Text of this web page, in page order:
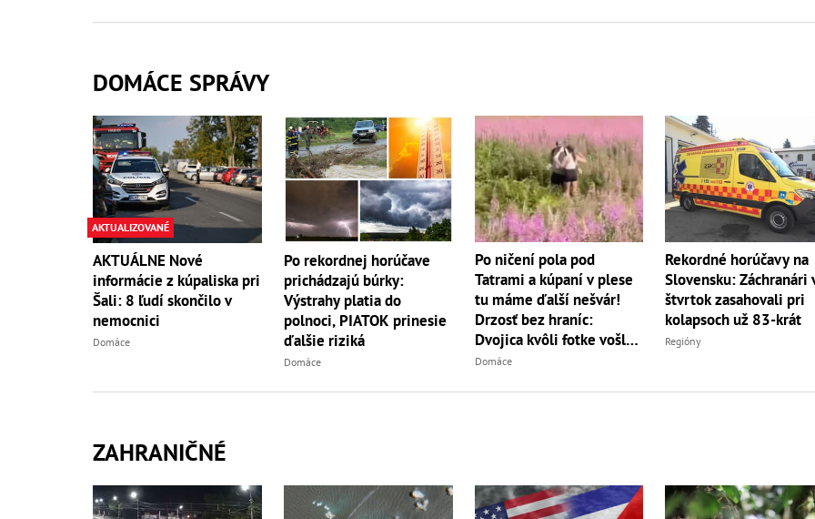
DOMÁCE SPRÁVY
AKTUALIZOVANÉ
AKTUÁLNE Nové
informácie z kúpaliska pri
Šali: 8 ľudí skončilo v
nemocnici
Domáce
Po rekordnej horúčave
prichádzajú búrky:
Výstrahy platia do
polnoci, PIATOK prinesie
ďalšie riziká
Domáce
Po ničení pola pod
Tatrami a kúpaní v plese
tu máme ďalší nešvár!
Drzosť bez hraníc:
Dvojica kvôli fotke vošla
do...
Domáce
Rekordné horúčavy na
Slovensku: Záchranári
štvrtok zasahovali pri
kolapsoch už 83-krát
Regióny
ZAHRANIČNÉ